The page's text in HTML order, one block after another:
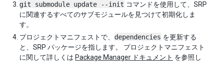
git submodule update --init コマンドを使用して、SRP
に関連するすべてのサブモジュールを見つけて初期化しま
す。
プロジェクトマニフェストで、 dependencies を更新する
と、SRP パッケージを指します。 プロジェクトマニフェスト
に関して詳しくは Package Manager ドキュメント を参照し